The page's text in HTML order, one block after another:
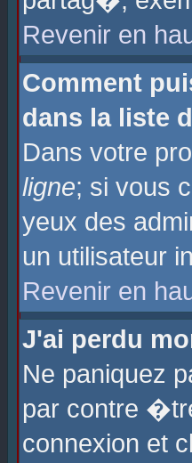
Revenir en
Comment
dans la liste
Dans votre
ligne; si vous
yeux des
un utilisateur
Revenir en
J'ai perdu
Ne paniquez
par contre
connexion et